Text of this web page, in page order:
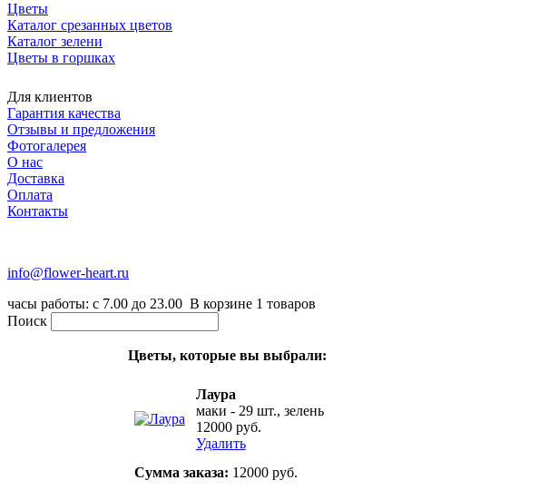
Цветы
Каталог срезанных цветов
Каталог зелени
Цветы в горшках
Для клиентов
Гарантия качества
Отзывы и предложения
Фотогалерея
О нас
Доставка
Оплата
Контакты
info@flower-heart.ru
часы работы: с 7.00 до 23.00 В корзине 1 товаров
Поиск
Цветы, которые вы выбрали:
Лаура
маки - 29 шт., зелень
12000 руб.
Удалить
Сумма заказа: 12000руб.